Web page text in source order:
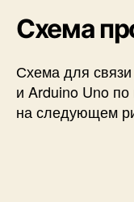
Схема
Схема для
и Arduino Uno
на следующем